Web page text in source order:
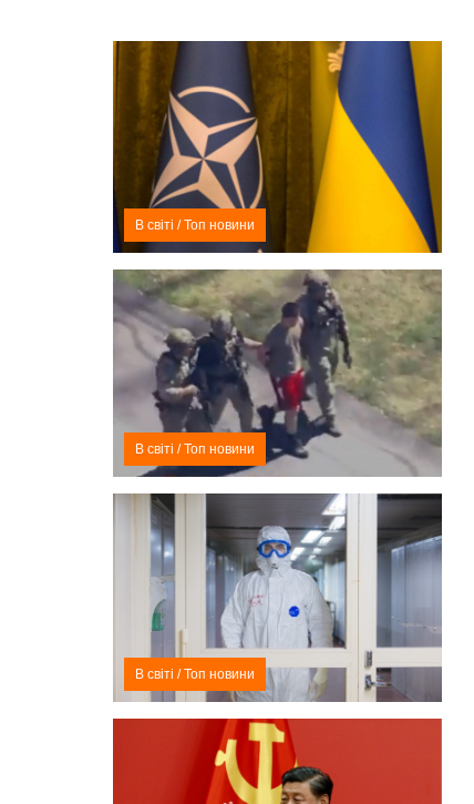
В світі /Топ новини
В світі /Топ новини
В світі /Топ новини